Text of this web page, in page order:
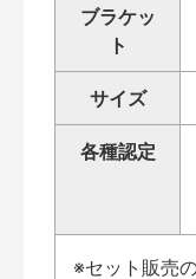
ブラケッ
ト
サイズ
各種認定
※セット販売